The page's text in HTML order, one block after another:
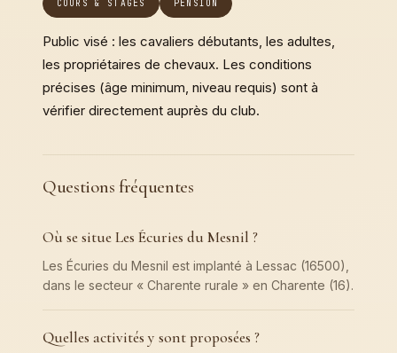
COURS & STAGES PENSION
Public visé : les cavaliers débutants, les adultes,
les propriétaires de chevaux. Les conditions
précises (âge minimum, niveau requis) sont à
vérifier directement auprès du club.
Questions fréquentes
Où se situe Les Écuries du Mesnil ?
Les Écuries du Mesnil est implanté à Lessac (16500),
dans le secteur « Charente rurale » en Charente (16).
Quelles activités y sont proposées ?